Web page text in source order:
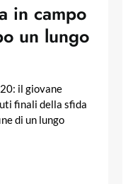
in campo
un lungo
il giovane
finali della sfida
di un lungo